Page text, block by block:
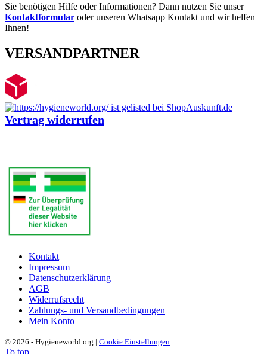
Sie benötigen Hilfe oder Informationen? Dann nutzen Sie unser
Kontaktformular oder unseren Whatsapp Kontakt und wir helfen
Ihnen!
VERSANDPARTNER
Vertrag widerrufen
Kontakt
Impressum
Datenschutzerklärung
AGB
Widerrufsrecht
Zahlungs- und Versandbedingungen
Mein Konto
© 2026 - Hygieneworld.org | Cookie Einstellungen
To top